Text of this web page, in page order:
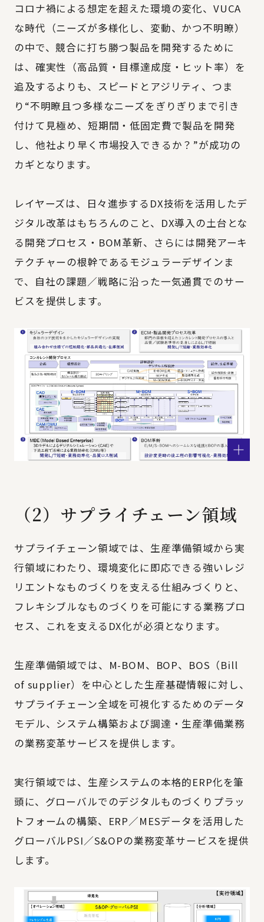
コロナ禍による想定を超えた環境の変化、VUCA
な時代（ニーズが多様化し、変動、かつ不明瞭）
の中で、競合に打ち勝つ製品を開発するために
は、確実性（高品質・目標達成度・ヒット率）を
追及するよりも、スピードとアジリティ、つま
り“不明瞭且つ多様なニーズをぎりぎりまで引き
付けて見極め、短期間・低固定費で製品を開発
し、他社より早く市場投入できるか？”が成功の
カギとなります。
レイヤーズは、日々進歩するDX技術を活用したデ
ジタル改革はもちろんのこと、DX導入の土台とな
る開発プロセス・BOM革新、さらには開発アーキ
テクチャーの根幹であるモジュラーデザインま
で、自社の課題／戦略に沿った一気通貫でのサー
ビスを提供します。
（2）サプライチェーン領域
サプライチェーン領域では、生産準備領域から実
行領域にわたり、環境変化に即応できる強いレジ
リエントなものづくりを支える仕組みづくりと、
フレキシブルなものづくりを可能にする業務プロ
セス、これを支えるDX化が必須となります。
生産準備領域では、M-BOM、BOP、BOS（Bill
of supplier）を中心とした生産基礎情報に対し、
サプライチェーン全域を可視化するためのデータ
モデル、システム構築および調達・生産準備業務
の業務変革サービスを提供します。
実行領域では、生産システムの本格的ERP化を筆
頭に、グローバルでのデジタルものづくりプラッ
トフォームの構築、ERP／MESデータを活用した
グローバルPSI／S&OPの業務変革サービスを提供
します。